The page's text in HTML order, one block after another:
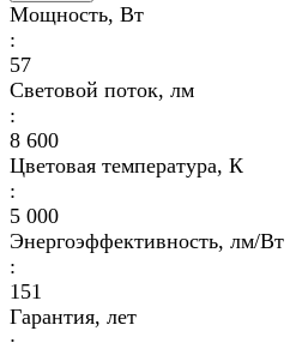
Мощность, Вт
:
57
Световой поток, лм
:
8 600
Цветовая температура, К
:
5 000
Энергоэффективность, лм/Вт
:
151
Гарантия, лет